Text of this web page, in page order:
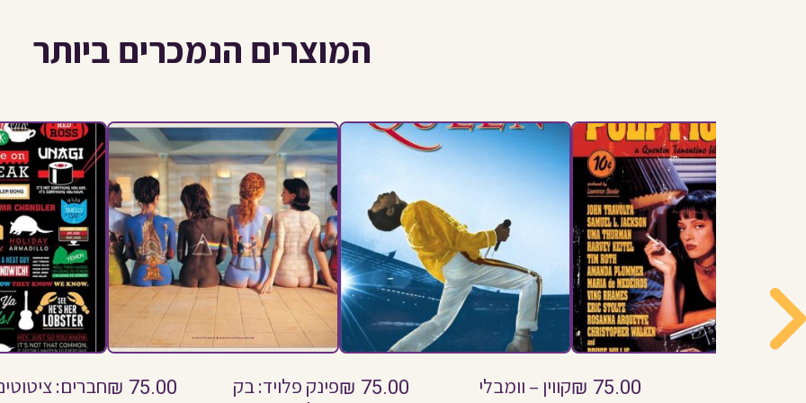
המוצרים הנמכרים ביותר
75.00
₪קווין – וומבלי 75.00
₪פינק פלויד: בק
75.00
₪חברים: